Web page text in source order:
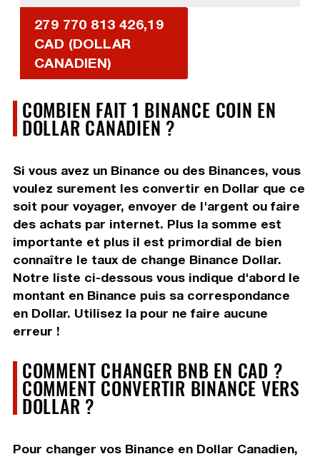
279 770 813 426,19
CAD (DOLLAR
CANADIEN)
COMBIEN FAIT 1 BINANCE COIN EN
DOLLAR CANADIEN ?
Si vous avez un Binance ou des Binances, vous
voulez surement les convertir en Dollar que ce
soit pour voyager, envoyer de l'argent ou faire
des achats par internet. Plus la somme est
importante et plus il est primordial de bien
connaître le taux de change Binance Dollar.
Notre liste ci-dessous vous indique d'abord le
montant en Binance puis sa correspondance
en Dollar. Utilisez la pour ne faire aucune
erreur !
COMMENT CHANGER BNB EN CAD ?
COMMENT CONVERTIR BINANCE VERS
DOLLAR ?
Pour changer vos Binance en Dollar Canadien,